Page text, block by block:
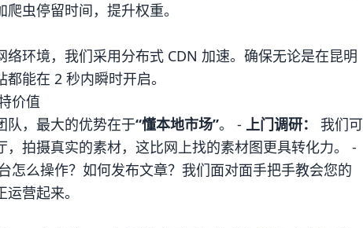
虫停留时间，提升权重。
络环境，我们采用分布式 CDN 加速。确保无论是在昆明
能在 2 秒内瞬时开启。
价值
队，最大的优势在于“懂本地市场”。 - 上门调研：
我们可
，拍摄真实的素材，这比网上找的素材图更具转化力。 -
怎么操作？如何发布文章？我们面对面手把手教会您的
营起来。